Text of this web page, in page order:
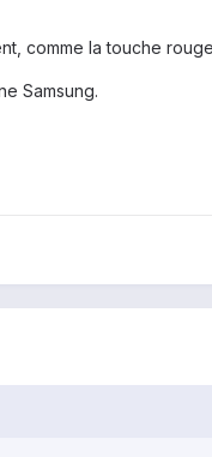
comme la touche
Samsung.